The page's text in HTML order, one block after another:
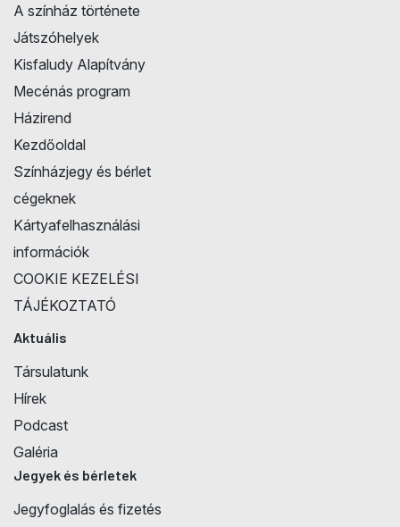
A színház története
Játszóhelyek
Kisfaludy Alapítvány
Mecénás program
Házirend
Kezdőoldal
Színházjegy és bérlet
cégeknek
Kártyafelhasználási
információk
COOKIE KEZELÉSI
TÁJÉKOZTATÓ
Aktuális
Társulatunk
Hírek
Podcast
Galéria
Jegyek és bérletek
Jegyfoglalás és fizetés